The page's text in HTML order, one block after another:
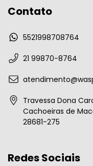
Contato
5521998708764
21 99870-8764
Travessa Dona
Cachoeiras de
28681-275
Redes Sociais